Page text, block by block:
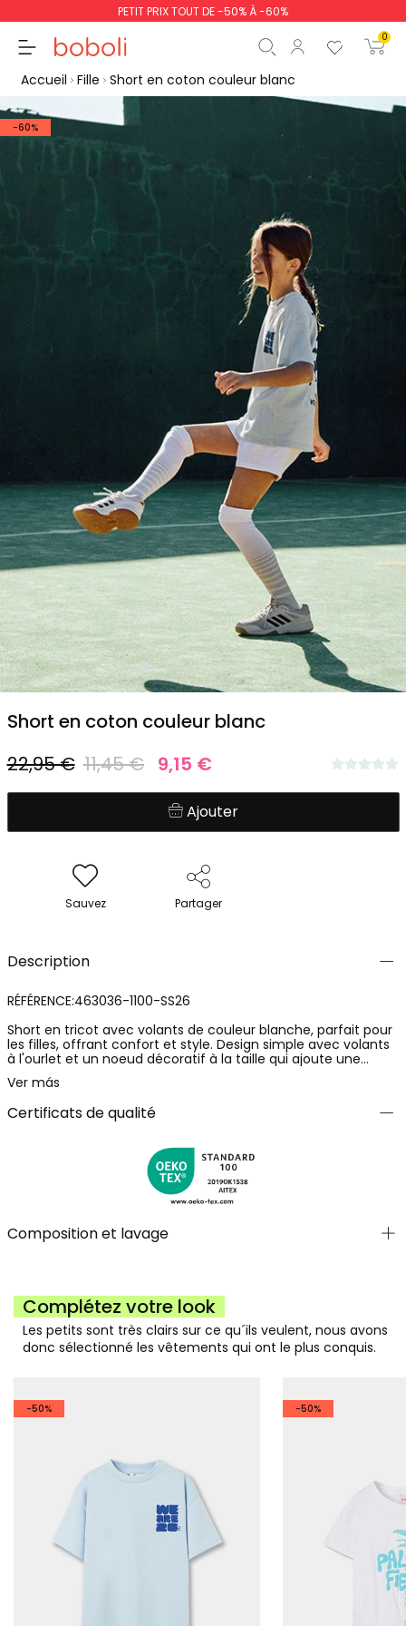
PETIT PRIX TOUT DE -50% À -60%
0
Sous-total
poursuit Commencer la
Accueil Fille Short en coton couleur blanc
-60%
2 3 4 5
Short en coton couleur blanc
22,95 € 11,45 € 9,15 €
Ajouter
Sauvez Partager
Description
RÉFÉRENCE:463036-1100-SS26
Short en tricot avec volants de couleur blanche, parfait pour
les filles, offrant confort et style. Design simple avec volants
à l'ourlet et un noeud décoratif à la taille qui ajoute une
touche amusante. Disponible en tailles de 2 à 14 ans, il
s'adapte à tous les âges. Style polyvalent qui permet de le
combiner facilement avec d'autres vêtements unis ou
imprimés, faisant de ce short un choix idéal pour cet été.
Ver más
Certificats de qualité
Composition et lavage
Complétez votre look
Les petits sont très clairs sur ce qu´ils veulent, nous avons
donc sélectionné les vêtements qui ont le plus conquis.
-50% -50%